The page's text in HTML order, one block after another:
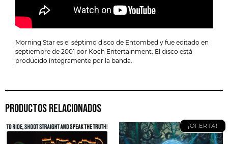
Morning Star es el séptimo disco de Entombed y fue editado en
septiembre de 2001 por Koch Entertainment. El disco está
producido íntegramente por la banda.
PRODUCTOS RELACIONADOS
¡OFERTA!